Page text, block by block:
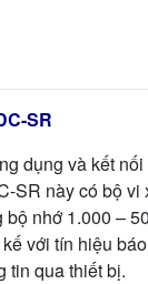
SR
dụng và kết
SR này có bộ
nhớ 1.000 –
với tín hiệu
tin qua thiết bị.